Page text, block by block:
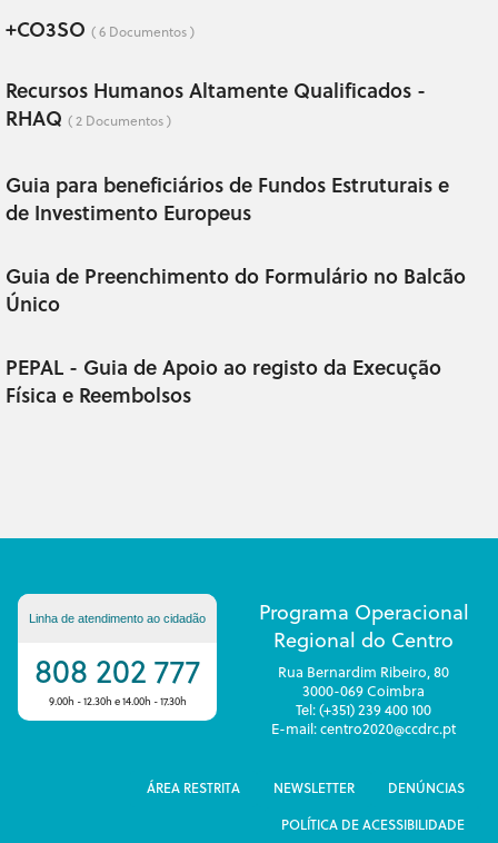
+CO3SO ( 6 Documentos )
Recursos Humanos Altamente Qualificados -
RHAQ ( 2 Documentos )
Guia para beneficiários de Fundos Estruturais e
de Investimento Europeus
Guia de Preenchimento do Formulário no Balcão
Único
PEPAL - Guia de Apoio ao registo da Execução
Física e Reembolsos
Linha de atendimento ao cidadão
808 202 777
9.00h - 12.30h e 14.00h - 17.30h
Programa Operacional
Regional do Centro
Rua Bernardim Ribeiro, 80
3000-069 Coimbra
Tel: (+351) 239 400 100
E-mail: centro2020@ccdrc.pt
ÁREA RESTRITA NEWSLETTER
DENÚNCIAS
POLÍTICA DE ACESSIBILIDADE